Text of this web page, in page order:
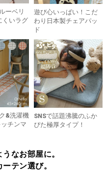
ーベリ
くいラグ
遊び心いっぱい！こだ
わり日本製チェアパッ
ド
&洗濯機
チンマ
SNSで話題沸騰のふか
ぴた極厚タイプ！
なお部屋に。
テン選び。